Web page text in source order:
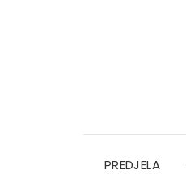
PREDJELA